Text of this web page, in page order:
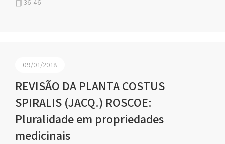
36-46
09/01/2018
REVISÃO DA PLANTA COSTUS
SPIRALIS (JACQ.) ROSCOE:
Pluralidade em propriedades
medicinais